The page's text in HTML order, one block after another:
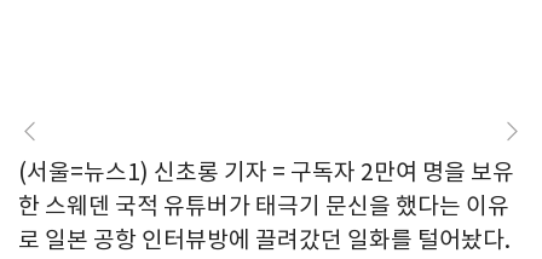
(서울=뉴스1) 신초롱 기자 = 구독자 2만여 명을 보유
한 스웨덴 국적 유튜버가 태극기 문신을 했다는 이유
로 일본 공항 인터뷰방에 끌려갔던 일화를 털어놨다.